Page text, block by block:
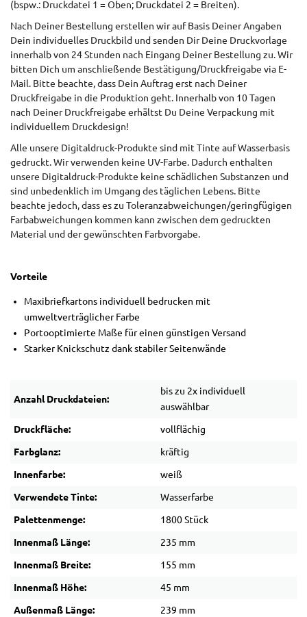
(bspw.: Druckdatei 1 = Oben; Druckdatei 2 = Breiten).
Nach Deiner Bestellung erstellen wir auf Basis Deiner Angaben
Dein individuelles Druckbild und senden Dir Deine Druckvorlage
innerhalb von 24 Stunden nach Eingang Deiner Bestellung zu. Wir
bitten Dich um anschließende Bestätigung/Druckfreigabe via E-
Mail. Bitte beachte, dass Dein Auftrag erst nach Deiner
Druckfreigabe in die Produktion geht. Innerhalb von 10 Tagen
nach Deiner Druckfreigabe erhältst Du Deine Verpackung mit
individuellem Druckdesign!
Alle unsere Digitaldruck-Produkte sind mit Tinte auf Wasserbasis
gedruckt. Wir verwenden keine UV-Farbe. Dadurch enthalten
unsere Digitaldruck-Produkte keine schädlichen Substanzen und
sind unbedenklich im Umgang des täglichen Lebens. Bitte
beachte jedoch, dass es zu Toleranzabweichungen/geringfügigen
Farbabweichungen kommen kann zwischen dem gedruckten
Material und der gewünschten Farbvorgabe.
Vorteile
Maxibriefkartons individuell bedrucken mit
umweltverträglicher Farbe
Portooptimierte Maße für einen günstigen Versand
Starker Knickschutz dank stabiler Seitenwände
Anzahl Druckdateien:
bis zu 2x individuell
auswählbar
Druckfläche: vollflächig
Farbglanz: kräftig
Innenfarbe: weiß
Verwendete Tinte: Wasserfarbe
Palettenmenge: 1800 Stück
Innenmaß Länge: 235 mm
Innenmaß Breite: 155 mm
Innenmaß Höhe: 45 mm
Außenmaß Länge: 239 mm